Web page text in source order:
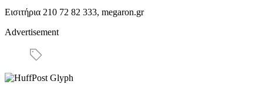
Εισιτήρια 210 72 82 333, megaron.gr
Advertisement